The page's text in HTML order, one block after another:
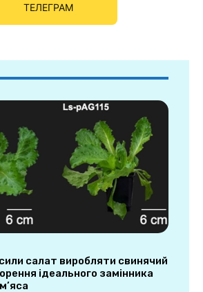
ТЕЛЕГРАМ
салат виробляти свинячий
ідеального замінника